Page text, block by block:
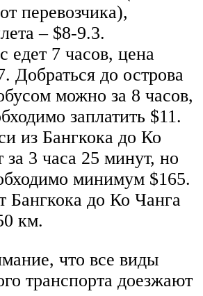
перевозчика),
– $8-9.3.
едет 7 часов, цена
Добраться до острова
можно за 8 часов,
заплатить $11.
из Бангкока до Ко
3 часа 25 минут, но
минимум $165.
Бангкока до Ко Чанга
км.
что все виды
транспорта доезжают